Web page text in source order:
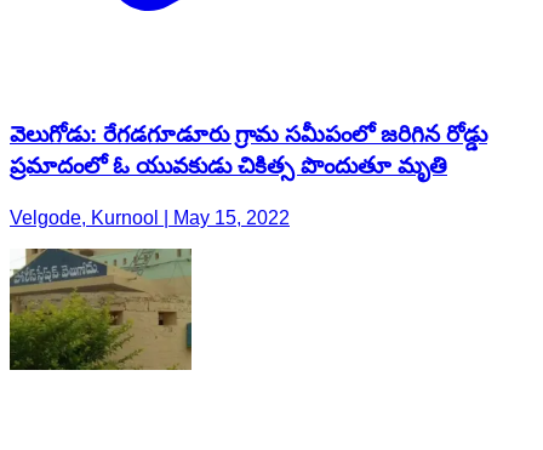
వెలుగోడు: రేగడగూడూరు గ్రామ సమీపంలో జరిగిన రోడ్డు
ప్రమాదంలో ఓ యువకుడు చికిత్స పొందుతూ మృతి
Velgode, Kurnool | May 15, 2022